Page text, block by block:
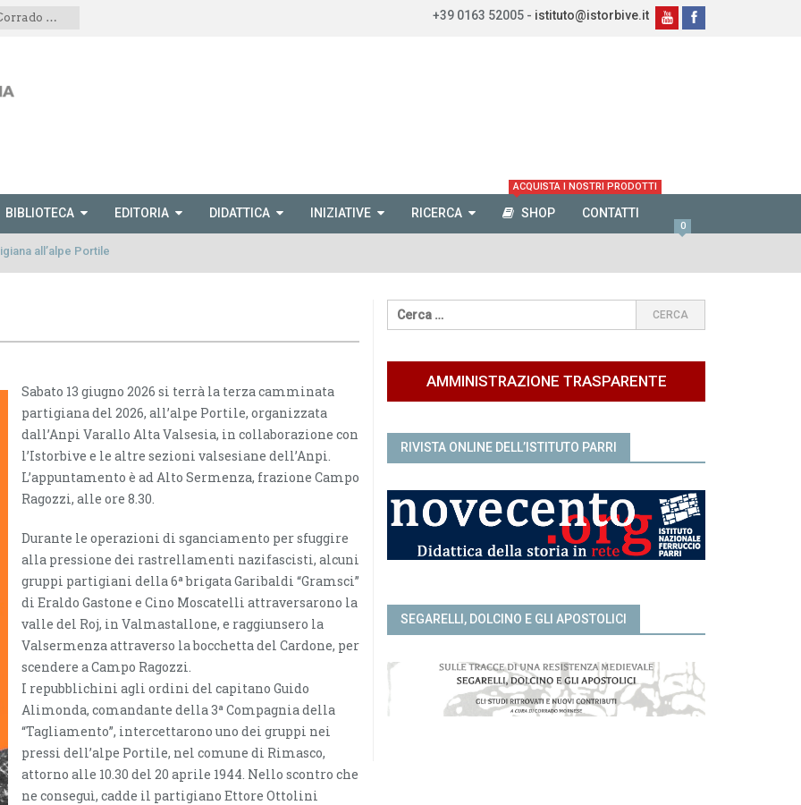
Il volume di Dina Traversaro e Corrado Mornese presentato anche a Scopetta +39 0163 52005 - istituto@istorbive.it
BIBLIOTECA EDITORIA DIDATTICA INIZIATIVE RICERCA SHOP
ACQUISTA I NOSTRI PRODOTTI
CONTATTI
0
all’alpe Portile
Sabato 13 giugno 2026 si terrà la terza camminata
partigiana del 2026, all’alpe Portile, organizzata
dall’Anpi Varallo Alta Valsesia, in collaborazione con
l’Istorbive e le altre sezioni valsesiane dell’Anpi.
L’appuntamento è ad Alto Sermenza, frazione Campo
Ragozzi, alle ore 8.30.
Durante le operazioni di sganciamento per sfuggire
alla pressione dei rastrellamenti nazifascisti, alcuni
gruppi partigiani della 6ª brigata Garibaldi “Gramsci”
di Eraldo Gastone e Cino Moscatelli attraversarono la
valle del Roj, in Valmastallone, e raggiunsero la
Valsermenza attraverso la bocchetta del Cardone, per
scendere a Campo Ragozzi.
I repubblichini agli ordini del capitano Guido
Alimonda, comandante della 3ª Compagnia della
“Tagliamento”, intercettarono uno dei gruppi nei
pressi dell’alpe Portile, nel comune di Rimasco,
attorno alle 10.30 del 20 aprile 1944. Nello scontro che
ne conseguì, cadde il partigiano Ettore Ottolini
AMMINISTRAZIONE TRASPARENTE
RIVISTA ONLINE DELL’ISTITUTO PARRI
SEGARELLI, DOLCINO E GLI APOSTOLICI